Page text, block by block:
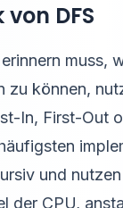
DFS
muss,
zu können,
In, First-Out
und
der CPU,